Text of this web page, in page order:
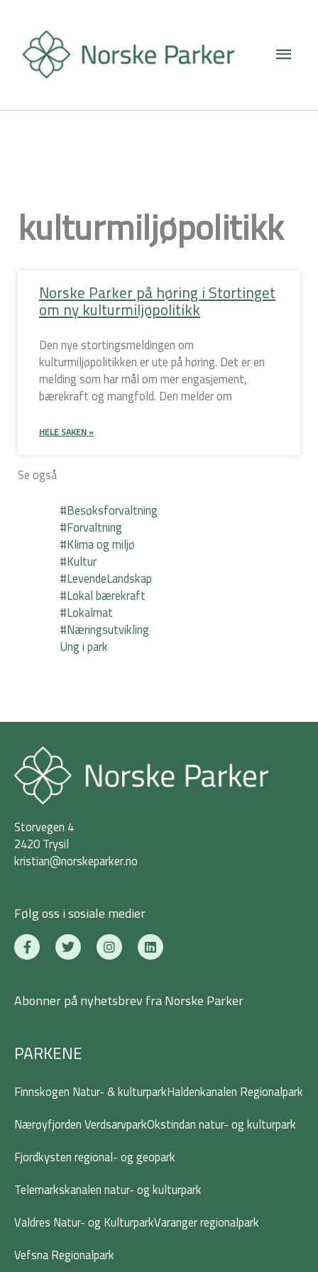
innholdet
kulturmiljøpolitikk
Norske Parker på høring i Stortinget
om ny kulturmiljøpolitikk
Den nye stortingsmeldingen om
kulturmiljøpolitikken er ute på høring. Det er en
melding som har mål om mer engasjement,
bærekraft og mangfold. Den melder om
HELE SAKEN »
Se også
#Besøksforvaltning
#Forvaltning
#Klima og miljø
#Kultur
#LevendeLandskap
#Lokal bærekraft
#Lokalmat
#Næringsutvikling
Ung i park
Storvegen 4
2420 Trysil
kristian@norskeparker.no
Følg oss i sosiale medier
F
a
c
o
-
f
T
w
i
e
I
n
s
a
g
L
i
n
e
d
Abonner på nyhetsbrev fra Norske Parker
PARKENE
Finnskogen Natur- & kulturparkHaldenkanalen Regionalpark
Nærøyfjorden VerdsarvparkOkstindan natur- og kulturpark
Fjordkysten regional- og geopark
Telemarkskanalen natur- og kulturpark
Valdres Natur- og KulturparkVaranger regionalpark
Vefsna Regionalpark